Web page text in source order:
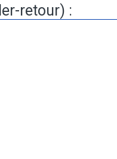
retour) :